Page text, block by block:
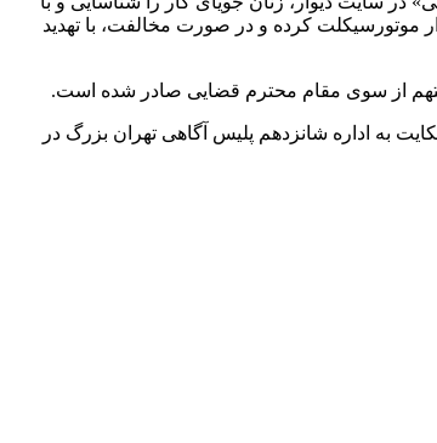
موتورسیکلت کرده و در صورت مخالفت، با تهدید
متهم از سوی مقام محترم قضایی صادر شده است.
به اداره شانزدهم پلیس آگاهی تهران بزرگ در